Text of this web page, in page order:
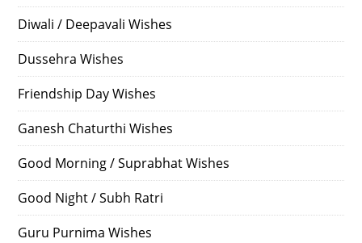
Diwali / Deepavali Wishes
Dussehra Wishes
Friendship Day Wishes
Ganesh Chaturthi Wishes
Good Morning / Suprabhat Wishes
Good Night / Subh Ratri
Guru Purnima Wishes